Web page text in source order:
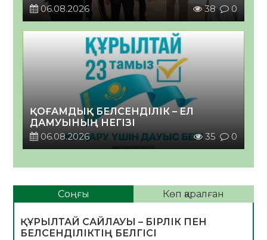
06.08.2026
38 0
ҚОҒАМДЫҚ БЕЛСЕНДІЛІК – ЕЛ
ДАМУЫНЫҢ НЕГІЗІ
06.08.2026
35 0
Соңғы Көп қаралған
ҚҰРЫЛТАЙ САЙЛАУЫ – БІРЛІК ПЕН
БЕЛСЕНДІЛІКТІҢ БЕЛГІСІ